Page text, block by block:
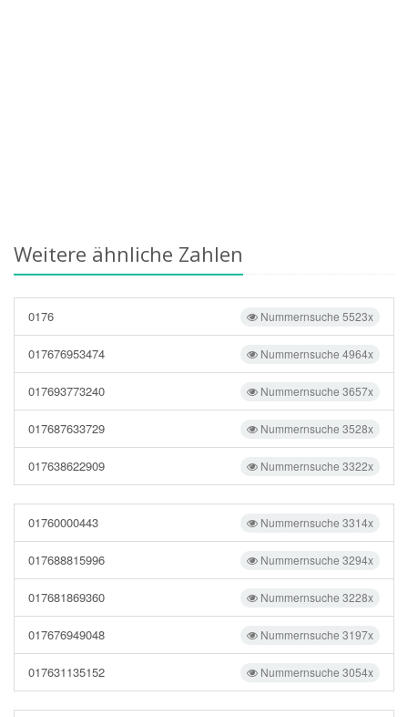
Weitere ähnliche Zahlen
Nummernsuche 5523x
0176
Nummernsuche 4964x
017676953474
Nummernsuche 3657x
017693773240
Nummernsuche 3528x
017687633729
Nummernsuche 3322x
017638622909
Nummernsuche 3314x
01760000443
Nummernsuche 3294x
017688815996
Nummernsuche 3228x
017681869360
Nummernsuche 3197x
017676949048
Nummernsuche 3054x
017631135152